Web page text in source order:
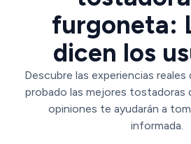
furgoneta:
dicen los
Descubre las experiencias reales
probado las mejores tostadoras
opiniones te ayudarán a
informada.